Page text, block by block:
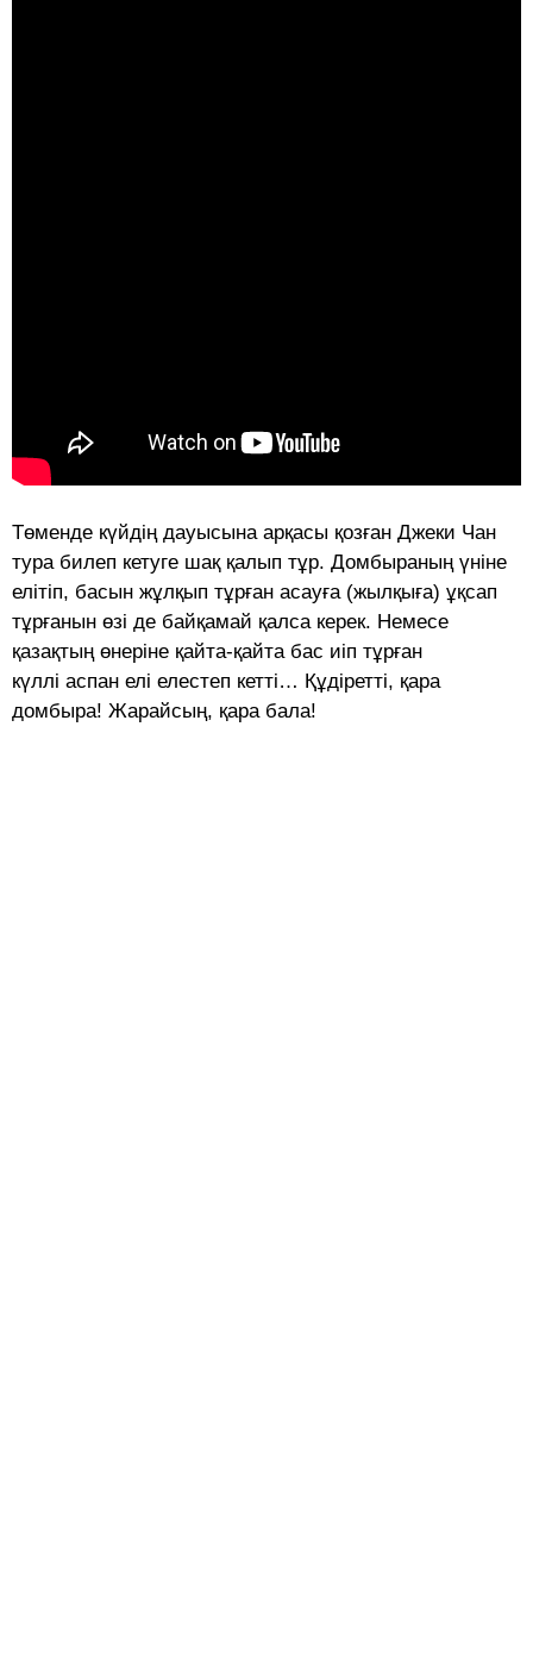
Төменде күйдің дауысына арқасы қозған Джеки Чан
тура билеп кетуге шақ қалып тұр. Домбыраның үніне
елітіп, басын жұлқып тұрған асауға (жылқыға) ұқсап
тұрғанын өзі де байқамай қалса керек. Немесе
қазақтың өнеріне қайта-қайта бас иіп тұрған
күллі аспан елі елестеп кетті… Құдіретті, қара
домбыра! Жарайсың, қара бала!